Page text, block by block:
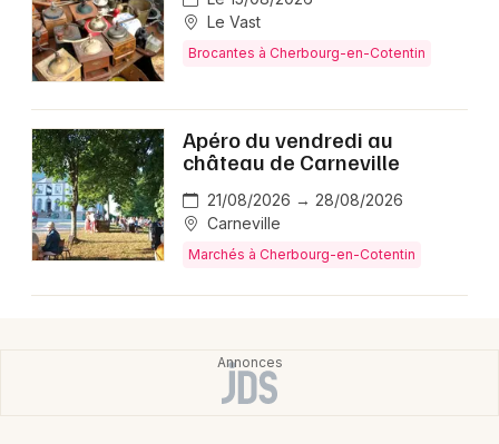
Le Vast
Brocantes à Cherbourg-en-Cotentin
Apéro du vendredi au
château de Carneville
21/08/2026 → 28/08/2026
Carneville
Marchés à Cherbourg-en-Cotentin